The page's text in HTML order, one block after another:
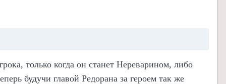
только когда он станет Нереварином, либо
будучи главой Редорана за героем так же